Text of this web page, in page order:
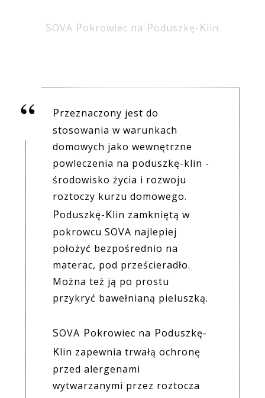
SOVA Pokrowiec na Poduszkę-Klin
Przeznaczony jest do
stosowania w warunkach
domowych jako wewnętrzne
powleczenia na poduszkę-klin -
środowisko życia i rozwoju
roztoczy kurzu domowego.
Poduszkę-Klin zamkniętą w
pokrowcu SOVA najlepiej
położyć bezpośrednio na
materac, pod prześcieradło.
Można też ją po prostu
przykryć bawełnianą pieluszką.
SOVA Pokrowiec na Poduszkę-
Klin zapewnia trwałą ochronę
przed alergenami
wytwarzanymi przez roztocza